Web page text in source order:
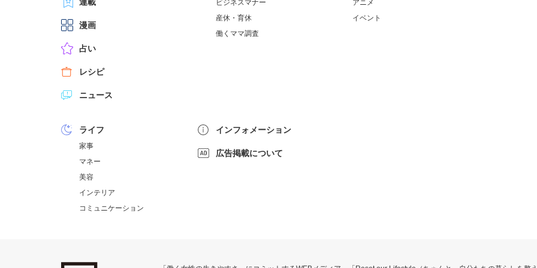
漫画
占い
レシピ
ニュース
ビジネスマナー
産休・育休
働くママ調査
アニメ
イベント
ライフ
家事
マネー
美容
インテリア
コミュニケーション
インフォメーション
広告掲載について